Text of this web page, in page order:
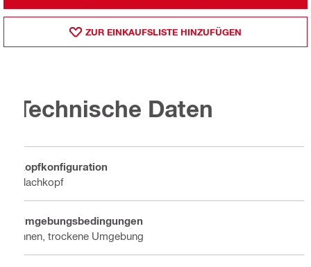
ZUR EINKAUFSLISTE HINZUFÜGEN
Technische Daten
Kopfkonfiguration
Flachkopf
Umgebungsbedingungen
Innen, trockene Umgebung